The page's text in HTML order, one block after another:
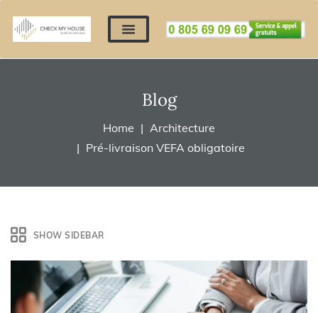
Blog
Home
Architecture
Pré-livraison VEFA obligatoire
SHOW SIDEBAR